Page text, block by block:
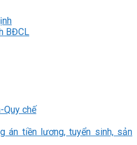
BĐCL
Quy chế
án tiền lương, tuyển sinh, sản